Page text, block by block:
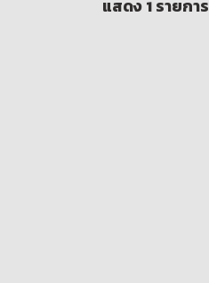
แสดง 1 รายการ